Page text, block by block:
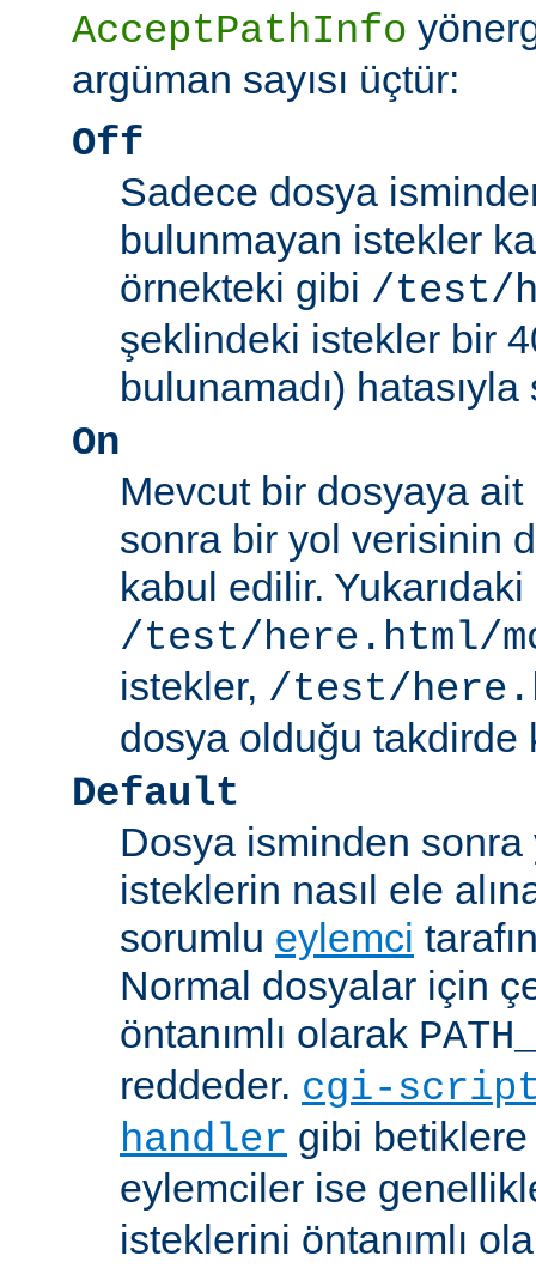
AcceptPathInfo
argüman sayısı üçtür:
Off
Sadece dosya
bulunmayan istekler
örnekteki gibi /test/
şeklindeki istekler bir
bulunamadı) hatasıyla
On
Mevcut bir dosyaya
sonra bir yol verisinin
kabul edilir.
/test/here.html/
istekler, /test/
dosya olduğu takdirde
Default
Dosya isminden
isteklerin nasıl ele
sorumlu eylemci
Normal dosyalar için
öntanımlı olarak
reddeder. cgi-
handler gibi
eylemciler ise
isteklerini öntanımlı